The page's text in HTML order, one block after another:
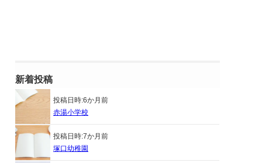
新着投稿
投稿日時:6か月前
赤湯小学校
投稿日時:7か月前
塚口幼稚園